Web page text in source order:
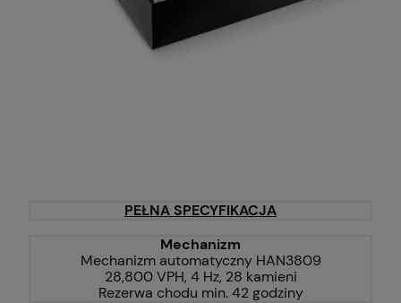
PEŁNA SPECYFIKACJA
Mechanizm
Mechanizm automatyczny HAN3809
28,800 VPH, 4 Hz, 28 kamieni
Rezerwa chodu min. 42 godziny